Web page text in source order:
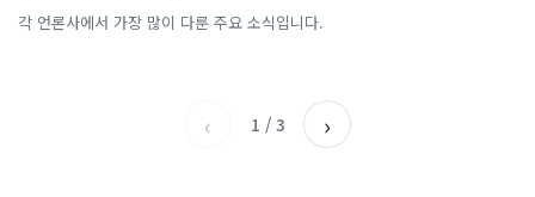
각 언론사에서 가장 많이 다룬 주요 소식입니다.
세제개편안 민원 폭주…'국민
SBS
주목한 '반전 신호'
아시아경제
2시에 입력…선관위는 타임
탄 설치"…경찰, 협박글 작성
‹ 1 / 3 ›